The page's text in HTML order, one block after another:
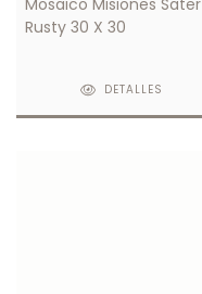
Rusty 30 X 30
DETALLES